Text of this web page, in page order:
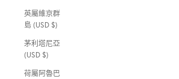
英屬維京群
島 (USD $)
茅利塔尼亞
(USD $)
荷屬阿魯巴